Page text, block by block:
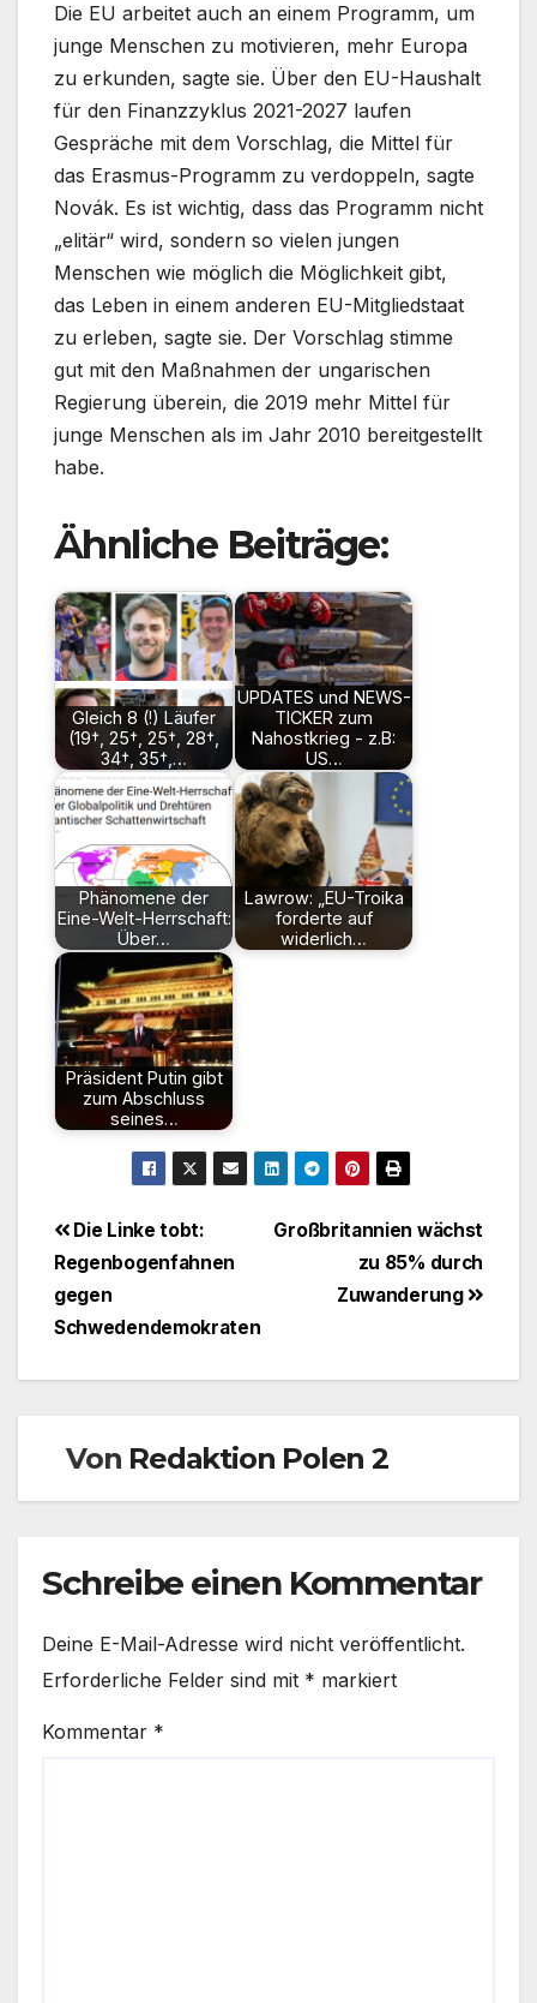
Die EU arbeitet auch an einem Programm, um
junge Menschen zu motivieren, mehr Europa
zu erkunden, sagte sie. Über den EU-Haushalt
für den Finanzzyklus 2021-2027 laufen
Gespräche mit dem Vorschlag, die Mittel für
das Erasmus-Programm zu verdoppeln, sagte
Novák. Es ist wichtig, dass das Programm nicht
„elitär“ wird, sondern so vielen jungen
Menschen wie möglich die Möglichkeit gibt,
das Leben in einem anderen EU-Mitgliedstaat
zu erleben, sagte sie. Der Vorschlag stimme
gut mit den Maßnahmen der ungarischen
Regierung überein, die 2019 mehr Mittel für
junge Menschen als im Jahr 2010 bereitgestellt
habe.
Ähnliche Beiträge:
Gleich 8 (!) Läufer
(19†, 25†, 25†, 28†,
34†, 35†,…
UPDATES und NEWS-
TICKER zum
Nahostkrieg - z.B:
US…
Phänomene der
Eine-Welt-Herrschaft:
Über…
Lawrow: „EU-Troika
forderte auf
widerlich…
Präsident Putin gibt
zum Abschluss
seines…
Beitragsnavigation
Großbritannien wächst
zu 85% durch
Zuwanderung
Die Linke tobt:
Regenbogenfahnen
gegen
Schwedendemokraten
Von Redaktion Polen 2
Schreibe einen Kommentar
Deine E-Mail-Adresse wird nicht veröffentlicht.
Erforderliche Felder sind mit * markiert
Kommentar *